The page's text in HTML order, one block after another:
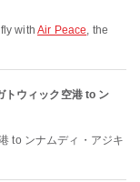
fly withAir Peace, the
ウィック空港 to ン